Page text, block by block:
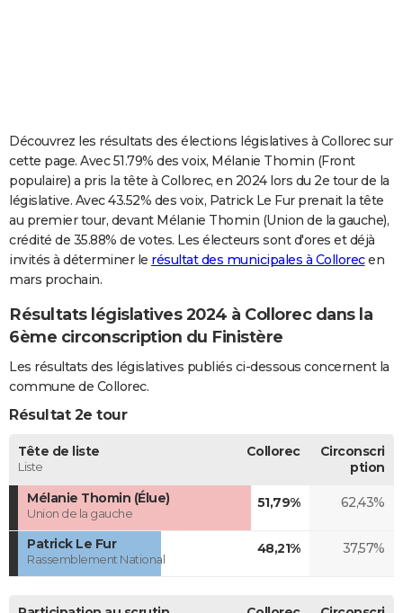
Carte de Noël
Carte Bonne année
Carte Saint-Valentin
Carte Pâques
Carte d'anniversaire
DICTIONNAIRE
Dictionnaire
Biographies
Citations
Expressions
Proverbes
PROGRAMME TV
COPAINS D'AVANT
Se connecter
Entreprises
Service militaire
Avis de recherche
AVIS DE DÉCÈS
FORUM
Bricolage
Lifestyle
Culture
Sport
Auto
Television
Voyage
Cinema
Découvrez les résultats des élections législatives à Collorec sur
cette page. Avec 51.79% des voix, Mélanie Thomin (Front
populaire) a pris la tête à Collorec, en 2024 lors du 2e tour de la
législative. Avec 43.52% des voix, Patrick Le Fur prenait la tête
au premier tour, devant Mélanie Thomin (Union de la gauche),
crédité de 35.88% de votes. Les électeurs sont d'ores et déjà
invités à déterminer le résultat des municipales à Collorecen
mars prochain.
Résultats législatives 2024 à Collorec dans la
6ème circonscription du Finistère
Les résultats des législatives publiés ci-dessous concernent la
commune de Collorec.
Résultat 2e tour
Tête de liste
Liste
Collorec
Circonscri
ption
Mélanie Thomin (Élue)
Union de la gauche
51,79% 62,43%
Patrick Le Fur
Rassemblement National
48,21% 37,57%